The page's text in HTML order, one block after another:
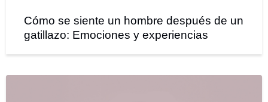
Cómo se siente un hombre después de un
gatillazo: Emociones y experiencias